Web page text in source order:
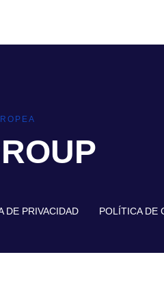
DE PRIVACIDAD POLÍTICA DE